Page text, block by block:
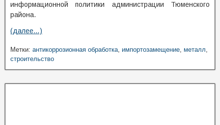
информационной политики администрации Тюменского
района.
(далее…)
Метки: антикоррозионная обработка, импортозамещение, металл,
строительство